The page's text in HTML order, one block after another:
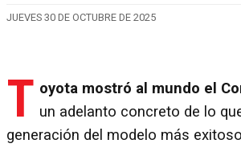
JUEVES 30 DE OCTUBRE DE 2025
T oyota mostró al mundo el
un adelanto concreto de lo
generación del modelo más